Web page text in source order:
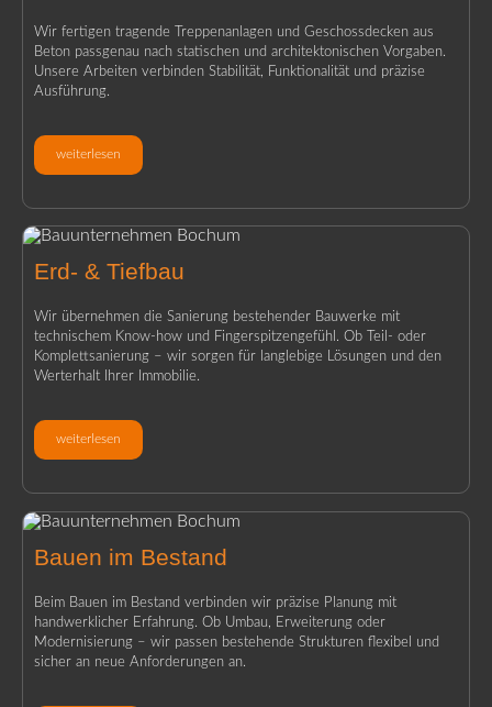
Wir fertigen tragende Treppenanlagen und Geschossdecken aus
Beton passgenau nach statischen und architektonischen Vorgaben.
Unsere Arbeiten verbinden Stabilität, Funktionalität und präzise
Ausführung.
weiterlesen
Erd- & Tiefbau
Wir übernehmen die Sanierung bestehender Bauwerke mit
technischem Know-how und Fingerspitzengefühl. Ob Teil- oder
Komplettsanierung – wir sorgen für langlebige Lösungen und den
Werterhalt Ihrer Immobilie.
weiterlesen
Bauen im Bestand
Beim Bauen im Bestand verbinden wir präzise Planung mit
handwerklicher Erfahrung. Ob Umbau, Erweiterung oder
Modernisierung – wir passen bestehende Strukturen flexibel und
sicher an neue Anforderungen an.